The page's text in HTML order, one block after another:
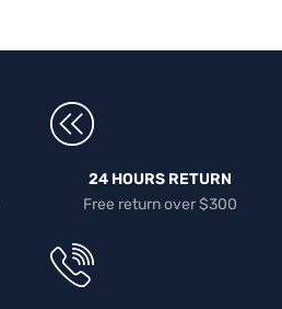
24 HOURS RETURN
Free return over $300